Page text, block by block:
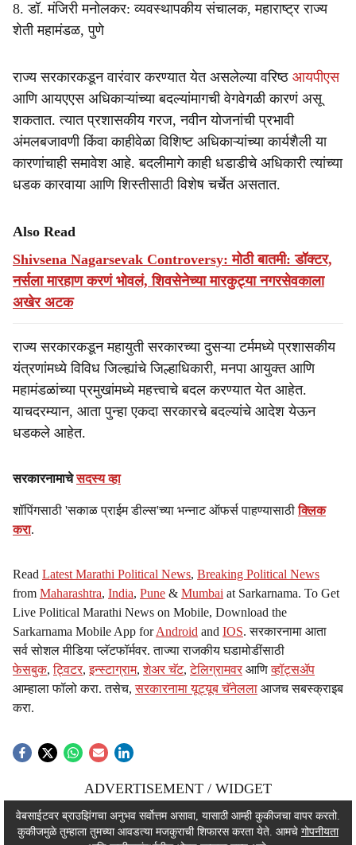
8. डॉ. मंजिरी मनोलकर: व्यवस्थापकीय संचालक, महाराष्ट्र राज्य
शेती महामंडळ, पुणे
राज्य सरकारकडून वारंवार करण्यात येत असलेल्या वरिष्ठ आयपीएस
आणि आयएएस अधिकाऱ्यांच्या बदल्यांमागची वेगवेगळी कारणं असू
शकतात. त्यात प्रशासकीय गरज, नवीन योजनांची प्रभावी
अंमलबजावणी किंवा काहीवेळा विशिष्ट अधिकाऱ्यांच्या कार्यशैली या
कारणांचाही समावेश आहे. बदलीमागे काही धडाडीचे अधिकारी त्यांच्या
धडक कारवाया आणि शिस्तीसाठी विशेष चर्चेत असतात.
Also Read
Shivsena Nagarsevak Controversy: मोठी बातमी: डॉक्टर,
नर्सला मारहाण करणं भोवलं, शिवसेनेच्या मारकुट्या नगरसेवकाला
अखेर अटक
राज्य सरकारकडून महायुती सरकारच्या दुसऱ्या टर्ममध्ये प्रशासकीय
यंत्रणांमध्ये विविध जिल्ह्यांचे जिल्हाधिकारी, मनपा आयुक्त आणि
महामंडळांच्या प्रमुखांमध्ये महत्त्वाचे बदल करण्यात येत आहेत.
याचदरम्यान, आता पुन्हा एकदा सरकारचे बदल्यांचे आदेश येऊन
धडकले आहेत.
सरकारनामाचेसदस्य व्हा
शॉपिंगसाठी 'सकाळ प्राईम डील्स'च्या भन्नाट ऑफर्स पाहण्यासाठीक्लिक
करा.
Read Latest Marathi Political News, Breaking Political News
from Maharashtra, India, Pune & Mumbai at Sarkarnama. To Get
Live Political Marathi News on Mobile, Download the
Sarkarnama Mobile App forAndroid and IOS. सरकारनामा आता
सर्व सोशल मीडिया प्लॅटफॉर्मवर. ताज्या राजकीय घडामोडींसाठी
फेसबुक,ट्विटर,इन्स्टाग्राम,शेअर चॅट,टेलिग्रामवर आणिव्हॉट्सॲप
आम्हाला फॉलो करा. तसेच,सरकारनामा यूट्यूब चॅनेलला आजच सबस्क्राइब
करा.
ADVERTISEMENT / WIDGET
ADVERTISEMENT / WIDGET
वेबसाईटवर ब्राउझिंगचा अनुभव सर्वोत्तम असावा, यासाठी आम्ही कुकीजचा वापर करतो.
कुकीजमुळे तुम्हाला तुमच्या आवडत्या मजकुराची शिफारस करता येते. आमचे गोपनीयता